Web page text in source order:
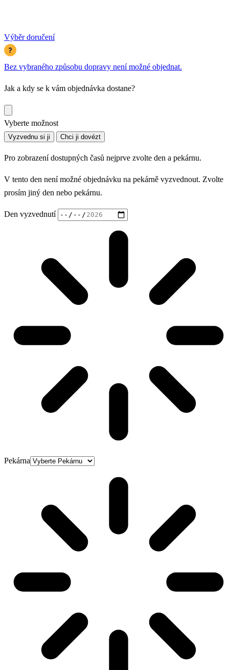
Výběr doručení
Bez vybraného způsobu dopravy není možné objednat.
Jak a kdy se k vám objednávka dostane?
Vyberte možnost
Vyzvednu si ji Chci ji dovézt
Pro zobrazení dostupných časů nejprve zvolte den a pekárnu.
V tento den není možné objednávku na pekárně vyzvednout. Zvolte
prosím jiný den nebo pekárnu.
Den vyzvednutí
Pekárna